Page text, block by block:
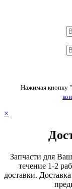
Нажимая кнопку
×
Запчасти для
течение 1-2
доставки.